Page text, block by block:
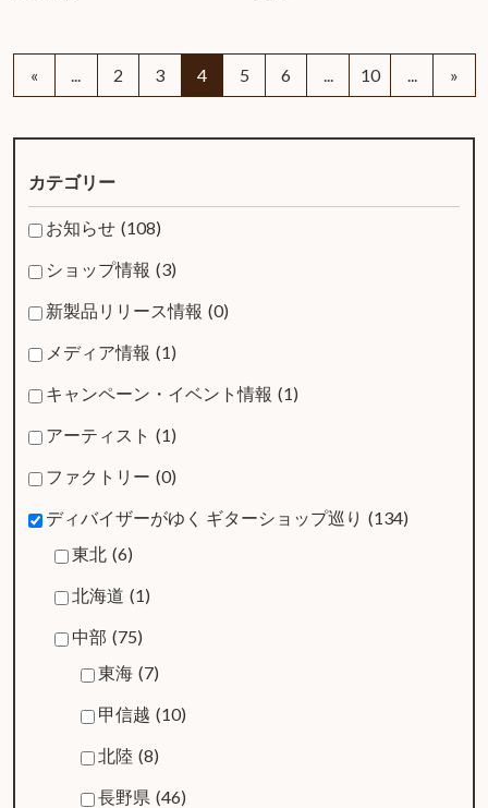
« ... 2 3 4 5 6 ... 10 ... »
カテゴリー
お知らせ (108)
ショップ情報 (3)
新製品リリース情報 (0)
メディア情報 (1)
キャンペーン・イベント情報 (1)
アーティスト (1)
ファクトリー (0)
ディバイザーがゆく ギターショップ巡り (134)
東北 (6)
北海道 (1)
中部 (75)
東海 (7)
甲信越 (10)
北陸 (8)
長野県 (46)